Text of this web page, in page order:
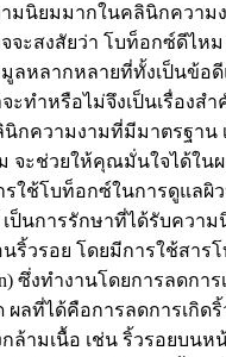
ามนิยมมากในคลินิกความ
จะสงสัยว่า โบท็อกซ์ดีไหม
ลหลากหลายที่ทั้งเป็นข้อ
ะทำหรือไม่จึงเป็นเรื่องสำ
กความงามที่มีมาตรฐาน เ
จะช่วยให้คุณมั่นใจได้ใน
รใช้โบท็อกซ์ในการดูแลผิ
ป็นการรักษาที่ได้รับควา
ริ้วรอย โดยมีการใช้สา
ซึ่งทำงานโดยการลดกา
ผลที่ได้คือการลดการเกิดริ้
ล้ามเนื้อ เช่น ริ้วรอยบนห